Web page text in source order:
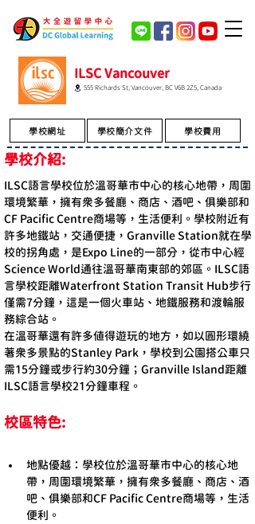
ILSC Vancouver
555 Richards St, Vancouver, BC V6B 2Z5, Canada
學校網址 學校簡介文件 學校費用
學校介紹:
ILSC語言學校位於溫哥華市中心的核心地帶，周圍
環境繁華，擁有眾多餐廳、商店、酒吧、俱樂部和
CF Pacific Centre商場等，生活便利。學校附近有
許多地鐵站，交通便捷，Granville Station就在學
校的拐角處，是Expo Line的一部分，從市中心經
Science World通往溫哥華南東部的郊區。ILSC語
言學校距離Waterfront Station Transit Hub步行
僅需7分鐘，這是一個火車站、地鐵服務和渡輪服
務綜合站。
在溫哥華還有許多值得遊玩的地方，如以圓形環繞
著眾多景點的Stanley Park，學校到公園搭公車只
需15分鐘或步行約30分鐘；Granville Island距離
ILSC語言學校21分鐘車程。
校區特色:
地點優越：學校位於溫哥華市中心的核心地
帶，周圍環境繁華，擁有眾多餐廳、商店、酒
吧、俱樂部和CF Pacific Centre商場等，生活
便利。